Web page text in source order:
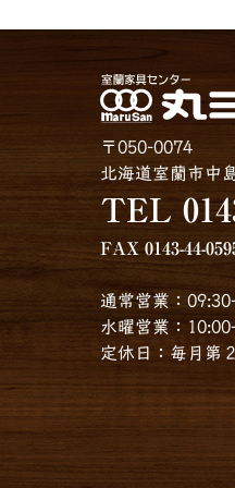
〒050-0074
北海道室蘭市中
TEL
FAX 0143-44-
通常営業：
水曜営業：
定休日：毎月第